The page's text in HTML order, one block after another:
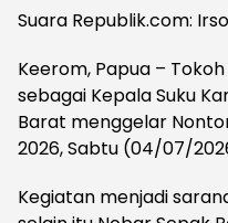
Suara Republik.com:
Keerom, Papua –
sebagai Kepala Suku
Barat menggelar
2026, Sabtu (04/07/
Kegiatan menjadi